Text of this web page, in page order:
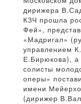
дирижера
КЗЧ прошла
Фей»,
«Мадригал»
управлением
Е.Бирюкова),
солисты
оперы»
имени
(дирижер